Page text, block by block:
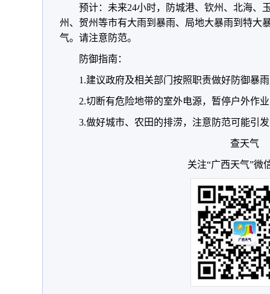
预计：未来24小时，防城港、钦州、北海、
州、贺州等市有大雨到暴雨、局地大暴雨到特大
气。请注意防范。
防御指南：
1.建议政府及相关部门按照职责做好防御暴
2.切断有危险地带的室外电源，暂停户外作
3.做好城市、农田的排涝，注意防范可能引
查天气
关注“广西天气”微